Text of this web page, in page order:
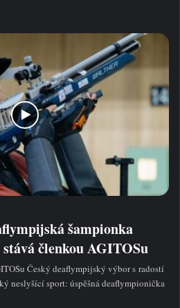
šampionka
stává členkou AGITOSu
Český deaflympijský výbor s radostí
neslyšící sport: úspěšná deaflympionička